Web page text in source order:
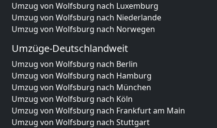
Umzug von Wolfsburg nach Luxemburg
Umzug von Wolfsburg nach Niederlande
Umzug von Wolfsburg nach Norwegen
Umzüge-Deutschlandweit
Umzug von Wolfsburg nach Berlin
Umzug von Wolfsburg nach Hamburg
Umzug von Wolfsburg nach München
Umzug von Wolfsburg nach Köln
Umzug von Wolfsburg nach Frankfurt am Main
Umzug von Wolfsburg nach Stuttgart